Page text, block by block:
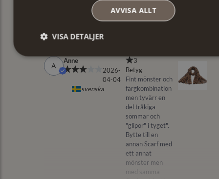
AVVISA ALLT
VISA DETALJER